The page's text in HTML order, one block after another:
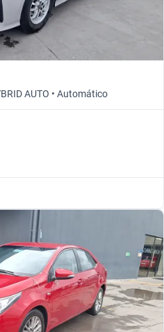
AUTO • Automático